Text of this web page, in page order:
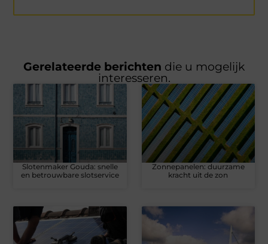
Gerelateerde berichten die u mogelijk
interesseren.
Slotenmaker Gouda: snelle
en betrouwbare slotservice
Zonnepanelen: duurzame
kracht uit de zon